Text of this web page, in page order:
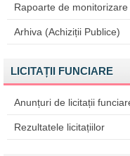
Rapoarte de monitorizare
Arhiva (Achiziții Publice)
LICITAȚII FUNCIARE
Anunțuri de licitații
Rezultatele licitațiilor